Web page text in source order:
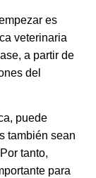
es
veterinaria
a partir de
del
puede
también sean
tanto,
para